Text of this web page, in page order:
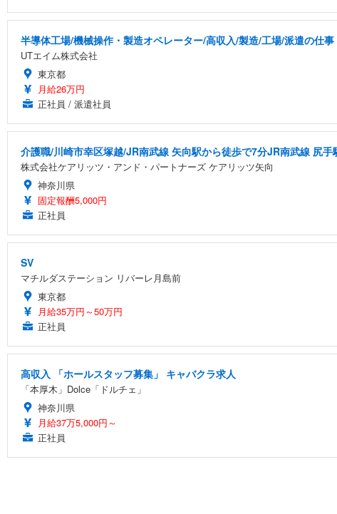
半導体工場/機械操作・製造オペレーター/高収入/製造/工場/派遣の仕事
UTエイム株式会社
東京都
月給26万円
正社員 / 派遣社員
介護職/川崎市幸区塚越/JR南武線 矢向駅から徒歩で7分JR南武線 尻
株式会社ケアリッツ・アンド・パートナーズ ケアリッツ矢向
神奈川県
固定報酬5,000円
正社員
SV
マチルダステーション リバーレ月島前
東京都
月給35万円～50万円
正社員
高収入 「ホールスタッフ募集」 キャバクラ求人
「本厚木」Dolce「ドルチェ」
神奈川県
月給37万5,000円～
正社員